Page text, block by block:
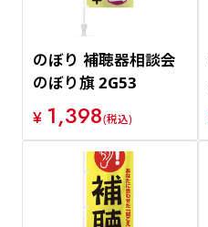
のぼり 補聴器相談会
のぼり旗 2G53
¥ 1,398(税込)